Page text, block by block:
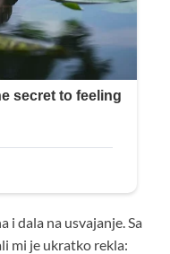
i dala na usvajanje. Sa
mi je ukratko rekla: